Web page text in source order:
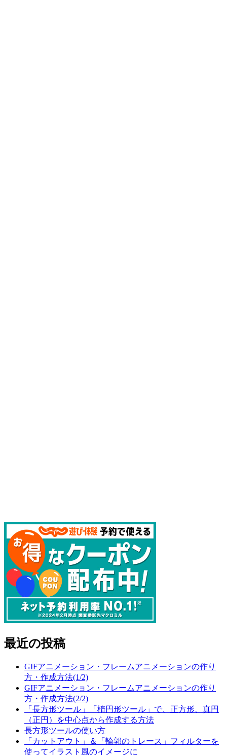
最近の投稿
GIFアニメーション・フレームアニメーションの作り
方・作成方法(1/2)
GIFアニメーション・フレームアニメーションの作り
方・作成方法(2/2)
「長方形ツール」「楕円形ツール」で、正方形、真円
（正円）を中心点から作成する方法
長方形ツールの使い方
「カットアウト」＆「輪郭のトレース」フィルターを
使ってイラスト風のイメージに